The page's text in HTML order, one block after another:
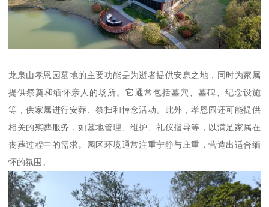
龙泉山孝恩园墓地的主要功能是为逝者提供安息之地，同时为家属
提供祭奠和缅怀亲人的场所。它通常包括墓穴、墓碑、纪念设施
等，供家属进行安葬、祭扫和悼念活动。此外，孝恩园还可能提供
相关的殡葬服务，如墓地管理、维护、礼仪指导等，以满足家属在
丧葬过程中的需求。园区环境通常注重宁静与庄重，营造出适合缅
怀的氛围。